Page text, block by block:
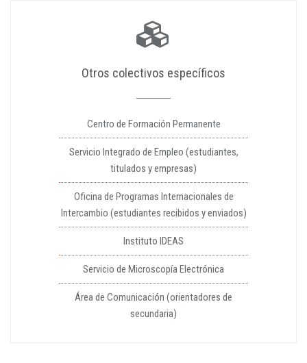
Otros colectivos específicos
Centro de Formación Permanente
Servicio Integrado de Empleo (estudiantes,
titulados y empresas)
Oficina de Programas Internacionales de
Intercambio (estudiantes recibidos y enviados)
Instituto IDEAS
Servicio de Microscopía Electrónica
Área de Comunicación (orientadores de
secundaria)